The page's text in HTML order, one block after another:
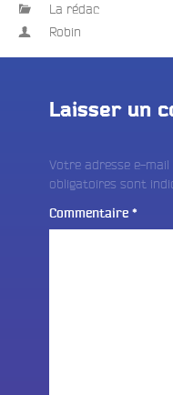
La rédac
Robin
Laisser un
Votre adresse e-mail
obligatoires sont
Commentaire *